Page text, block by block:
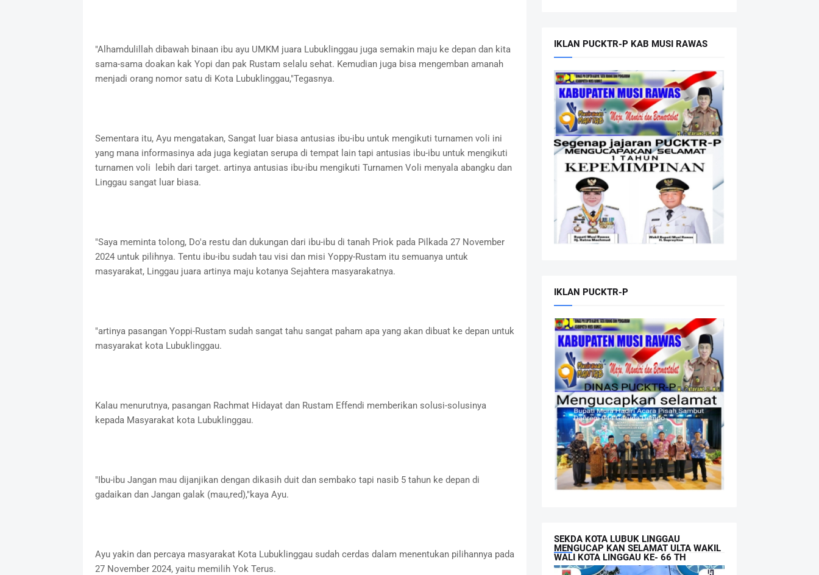
"Alhamdulillah dibawah binaan ibu ayu UMKM juara Lubuklinggau juga semakin maju ke depan dan kita
sama-sama doakan kak Yopi dan pak Rustam selalu sehat. Kemudian juga bisa mengemban amanah
menjadi orang nomor satu di Kota Lubuklinggau,"Tegasnya.
Sementara itu, Ayu mengatakan, Sangat luar biasa antusias ibu-ibu untuk mengikuti turnamen voli ini
yang mana informasinya ada juga kegiatan serupa di tempat lain tapi antusias ibu-ibu untuk mengikuti
turnamen voli lebih dari target. artinya antusias ibu-ibu mengikuti Turnamen Voli menyala abangku dan
Linggau sangat luar biasa.
"Saya meminta tolong, Do'a restu dan dukungan dari ibu-ibu di tanah Priok pada Pilkada 27 November
2024 untuk pilihnya. Tentu ibu-ibu sudah tau visi dan misi Yoppy-Rustam itu semuanya untuk
masyarakat, Linggau juara artinya maju kotanya Sejahtera masyarakatnya.
"artinya pasangan Yoppi-Rustam sudah sangat tahu sangat paham apa yang akan dibuat ke depan untuk
masyarakat kota Lubuklinggau.
Kalau menurutnya, pasangan Rachmat Hidayat dan Rustam Effendi memberikan solusi-solusinya
kepada Masyarakat kota Lubuklinggau.
"Ibu-ibu Jangan mau dijanjikan dengan dikasih duit dan sembako tapi nasib 5 tahun ke depan di
gadaikan dan Jangan galak (mau,red),"kaya Ayu.
Ayu yakin dan percaya masyarakat Kota Lubuklinggau sudah cerdas dalam menentukan pilihannya pada
27 November 2024, yaitu memilih Yok Terus.
IKLAN PUCKTR-P KAB MUSI RAWAS
IKLAN PUCKTR-P
SEKDA KOTA LUBUK LINGGAU
MENGUCAP KAN SELAMAT ULTA WAKIL
WALI KOTA LINGGAU KE- 66 TH